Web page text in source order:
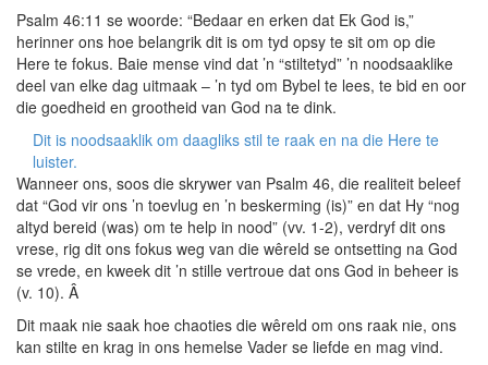
Psalm 46:11 se woorde: “Bedaar en erken dat Ek God is,”
herinner ons hoe belangrik dit is om tyd opsy te sit om op die
Here te fokus. Baie mense vind dat ’n “stiltetyd” ’n noodsaaklike
deel van elke dag uitmaak – ’n tyd om Bybel te lees, te bid en oor
die goedheid en grootheid van God na te dink.
Dit is noodsaaklik om daagliks stil te raak en na die Here te
luister.
Wanneer ons, soos die skrywer van Psalm 46, die realiteit beleef
dat “God vir ons ’n toevlug en ’n beskerming (is)” en dat Hy “nog
altyd bereid (was) om te help in nood” (vv. 1-2), verdryf dit ons
vrese, rig dit ons fokus weg van die wêreld se ontsetting na God
se vrede, en kweek dit ’n stille vertroue dat ons God in beheer is
(v. 10). Â
Dit maak nie saak hoe chaoties die wêreld om ons raak nie, ons
kan stilte en krag in ons hemelse Vader se liefde en mag vind.